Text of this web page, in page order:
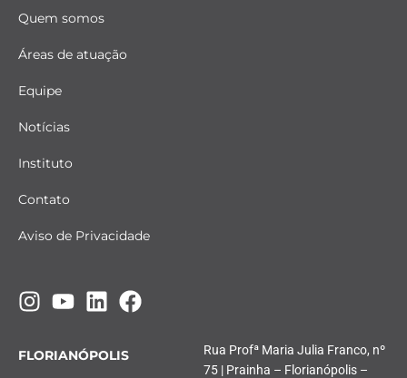
Quem somos
Áreas de atuação
Equipe
Notícias
Instituto
Contato
Aviso de Privacidade
FLORIANÓPOLIS
Rua Profª Maria Julia Franco, nº
75 | Prainha – Florianópolis –